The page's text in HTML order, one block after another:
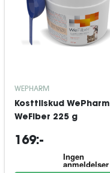
WEPHARM
Kosttilskud WePharm
WeFiber 225 g
169:-